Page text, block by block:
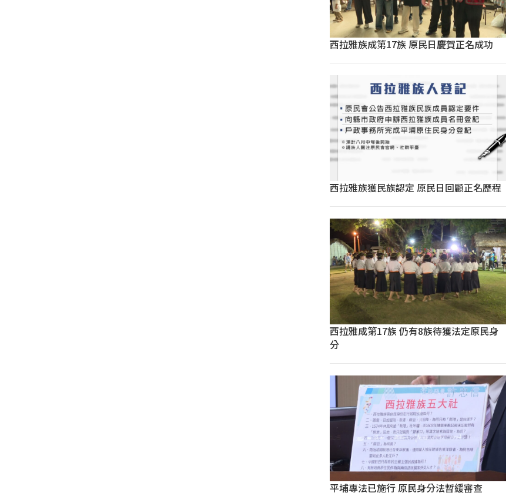
西拉雅族成第17族 原民日慶賀正名成功
西拉雅族獲民族認定 原民日回顧正名歷程
西拉雅成第17族 仍有8族待獲法定原民身
分
平埔專法已施行 原民身分法暫緩審查